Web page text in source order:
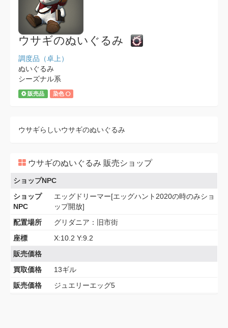
ウサギのぬいぐるみ
調度品（卓上）
ぬいぐるみ
シーズナル系
販売品 染色
ウサギらしいウサギのぬいぐるみ
ウサギのぬいぐるみ 販売ショップ
ショップNPC
ショップ
NPC
エッグドリーマー[エッグハント2020の時のみショ
ップ開放]
配置場所
グリダニア：旧市街
座標
X:10.2 Y:9.2
販売価格
買取価格
13ギル
販売価格
ジュエリーエッグ5